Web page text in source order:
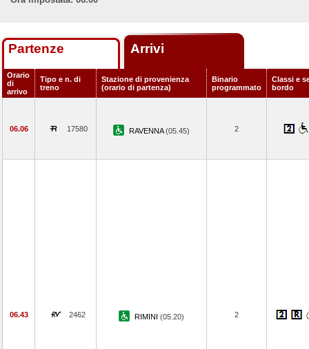
Partenze Arrivi
Orario
di
arrivo
Tipo e n. di
treno
Stazione di provenienza
(orario di partenza)
Binario
programmato
Classi e
bordo
06.06 17580 RAVENNA(05.45) 2
06.43 2462 RIMINI (05.20) 2